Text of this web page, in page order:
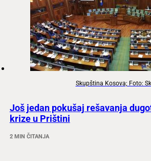
Skupština Kosova; Foto:
Još jedan pokušaj rešavanja
krize u Prištini
2 MIN ČITANJA